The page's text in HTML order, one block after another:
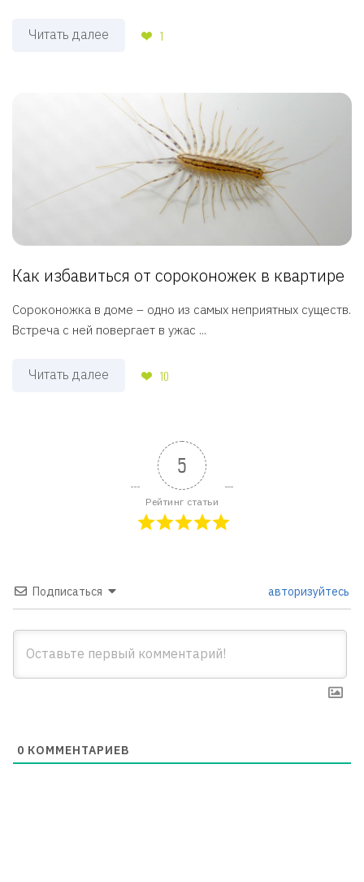
Читать далее 1
Как избавиться от сороконожек в квартире
Сороконожка в доме – одно из самых неприятных существ.
Встреча с ней повергает в ужас ...
Читать далее 10
5
Рейтинг статьи
Подписаться авторизуйтесь
0 КОММЕНТАРИЕВ